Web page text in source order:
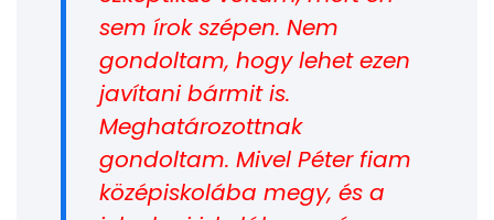
sem írok szépen. Nem
gondoltam, hogy lehet ezen
javítani bármit is.
Meghatározottnak
gondoltam. Mivel Péter fiam
középiskolába megy, és a